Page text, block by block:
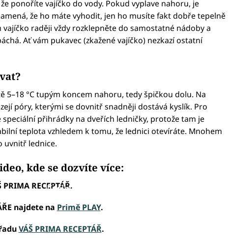
ponoříte vajíčko do vody. Pokud vyplave nahoru, je
že ho máte vyhodit, jen ho musíte fakt dobře tepelně
raději vždy rozklepněte do samostatné nádoby a
Ať vám pukavec (zkažené vajíčko) nezkazí ostatní
5–18 °C tupým koncem nahoru, tedy špičkou dolu. Na
póry, kterými se dovnitř snadněji dostává kyslík. Pro
přihrádky na dveřích ledničky, protože tam je
teplota vzhledem k tomu, že lednici otevíráte. Mnohem
uvnitř lednice.
kde se dozvíte více:
Failed to fetch
RECEPTÁŘ.
najdete na Primě PLAY.
VÁŠ PRIMA RECEPTÁŘ.